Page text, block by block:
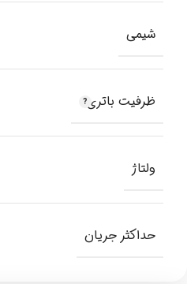
شیمی
ظرفیت باتری
ولتاژ
حداکثر جریان